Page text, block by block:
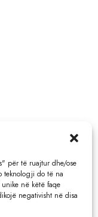
për të ruajtur dhe/ose
teknologji do të na
në këtë faqe
negativisht në disa